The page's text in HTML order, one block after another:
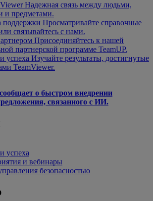
Надежная связь между людьми,
и предметами.
поддержки Просматривайте справочные
связывайтесь с нами.
Присоединяйтесь к нашей
партнерской программе TeamUP.
успеха Изучайте результаты, достигнутые
TeamViewer.
о быстром внедрении
связанного с ИИ.
успеха
и вебинары
безопасностью